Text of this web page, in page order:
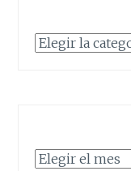
Categorías
Archivos